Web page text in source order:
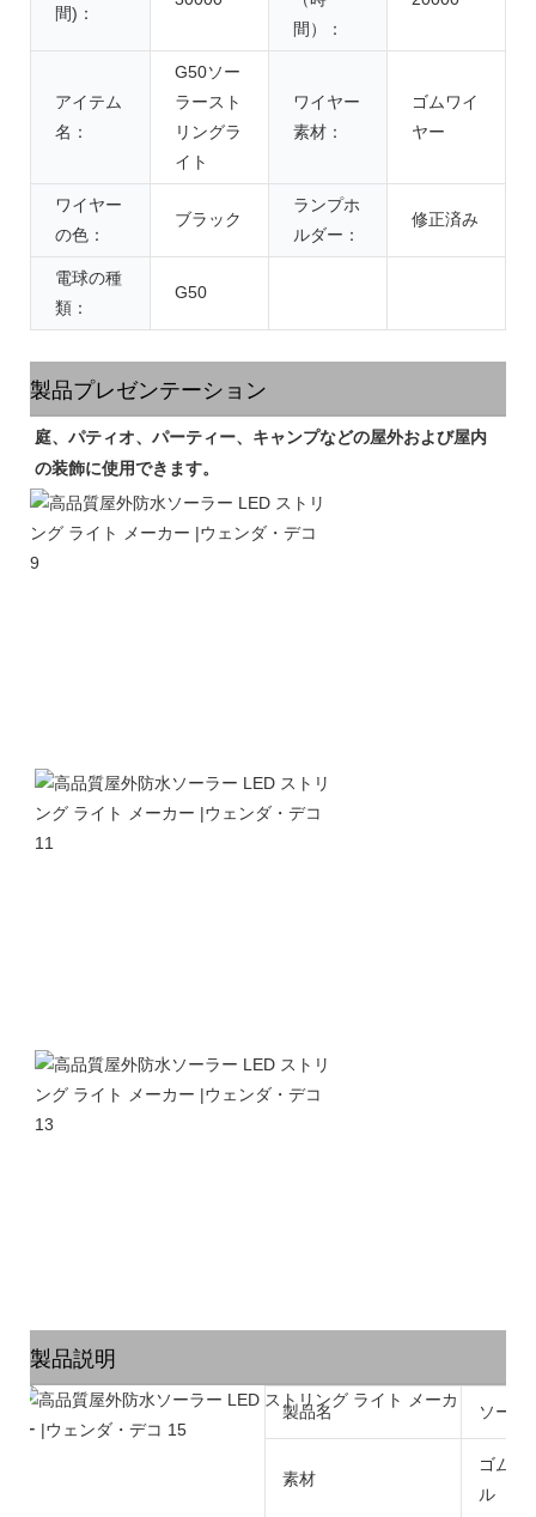
間)：
間）：
アイテム
名：
G50ソー
ラースト
リングラ
イト
ワイヤー
素材：
ゴムワイ
ヤー
ワイヤー
の色：
ブラック
ランプホ
ルダー：
修正済み
電球の種
類：
G50
製品プレゼンテーション
庭、パティオ、パーティー、キャンプなどの屋外および屋内
の装飾に使用できます。
製品説明
製品名 ソーラ
素材
ゴムケ
ル